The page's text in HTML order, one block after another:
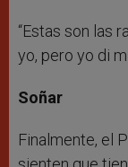
“Estas son las
yo, pero yo di
Soñar
Finalmente, el